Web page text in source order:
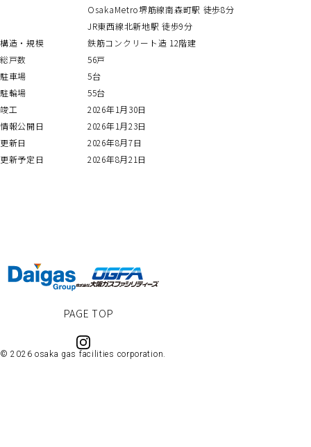
OsakaMetro堺筋線南森町駅 徒歩8分
JR東西線北新地駅 徒歩9分
構造・規模
鉄筋コンクリート造 12階建
総戸数
56戸
駐車場
5台
駐輪場
55台
竣工
2026年1月30日
情報公開日
2026年1月23日
更新日
2026年8月7日
更新予定日
2026年8月21日
PAGE TOP
© 2026 osaka gas facilities corporation.